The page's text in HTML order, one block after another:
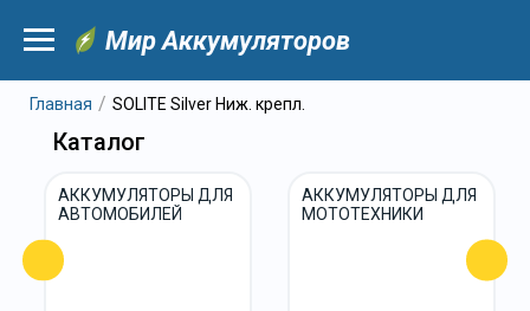
Мир Аккумуляторов
Главная SOLITE Silver Ниж. крепл.
Каталог
АККУМУЛЯТОРЫ ДЛЯ
АВТОМОБИЛЕЙ
АККУМУЛЯТОРЫ ДЛЯ
МОТОТЕХНИКИ